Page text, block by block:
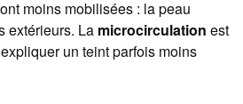
moins mobilisées : la peau
extérieurs. La microcirculation est
un teint parfois moins